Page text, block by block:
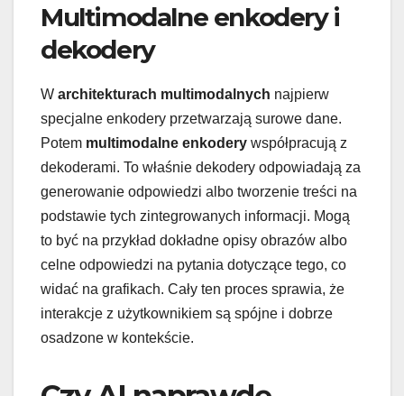
Multimodalne enkodery i
dekodery
W architekturach multimodalnych najpierw
specjalne enkodery przetwarzają surowe dane.
Potem multimodalne enkodery współpracują z
dekoderami. To właśnie dekodery odpowiadają za
generowanie odpowiedzi albo tworzenie treści na
podstawie tych zintegrowanych informacji. Mogą
to być na przykład dokładne opisy obrazów albo
celne odpowiedzi na pytania dotyczące tego, co
widać na grafikach. Cały ten proces sprawia, że
interakcje z użytkownikiem są spójne i dobrze
osadzone w kontekście.